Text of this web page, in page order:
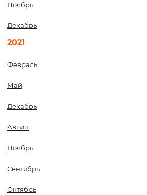
Ноябрь
Декабрь
2021
Февраль
Май
Декабрь
Август
Ноябрь
Сентябрь
Октябрь